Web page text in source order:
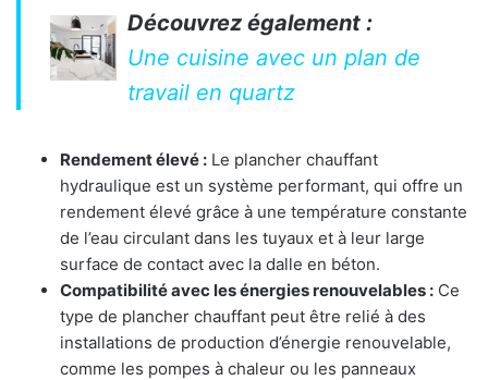
Découvrez également :
Une cuisine avec un plan de
travail en quartz
Rendement élevé : Le plancher chauffant
hydraulique est un système performant, qui offre un
rendement élevé grâce à une température constante
de l’eau circulant dans les tuyaux et à leur large
surface de contact avec la dalle en béton.
Compatibilité avec les énergies renouvelables : Ce
type de plancher chauffant peut être relié à des
installations de production d’énergie renouvelable,
comme les pompes à chaleur ou les panneaux